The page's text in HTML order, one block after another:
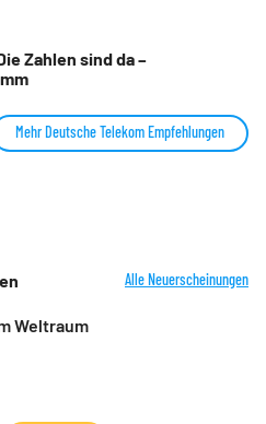
Zahlen sind da –
Mehr Deutsche Telekom Empfehlungen
Alle Neuerscheinungen
Weltraum